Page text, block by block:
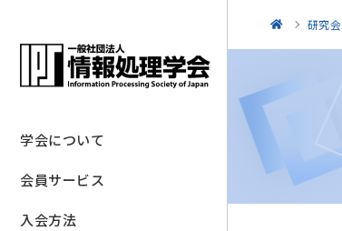
学会について
会員サービス
入会方法
研究会